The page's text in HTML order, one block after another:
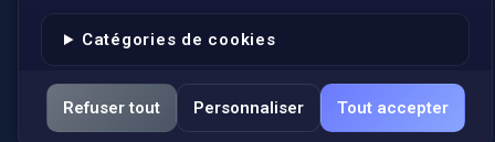
Catégories de cookies
Refuser tout Personnaliser Tout accepter
Actualités
Services
FAQ